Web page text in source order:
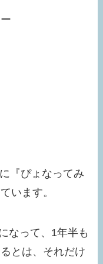
『ぴょなってみ
います。
なって、1年半も
とは、それだけ